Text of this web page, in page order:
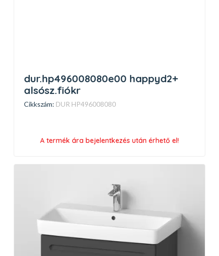
dur.hp496008080e00 happyd2+
alsósz.fiókr
Cikkszám: DUR HP496008080
A termék ára bejelentkezés után érhető el!